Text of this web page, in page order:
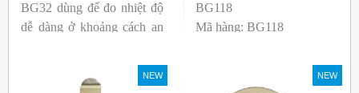
BG32 dùng để đo nhiệt độ
dễ dàng ở khoảng cách an
độ phát xạ nhanh và cố
định giúp người mới bắt
BG118
Mã hàng: BG118
NEW NEW